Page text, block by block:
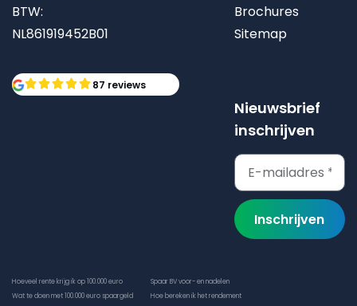
BTW:
NL861919452B01
87 reviews
Brochures
Sitemap
Nieuwsbrief
inschrijven
Inschrijven
Hoeveel rente krijg ik op 100.000 euro
Wat te doen met 100.000 euro spaargeld
Spaar BV voor- en nadelen
Hoe bereken ik het rendement